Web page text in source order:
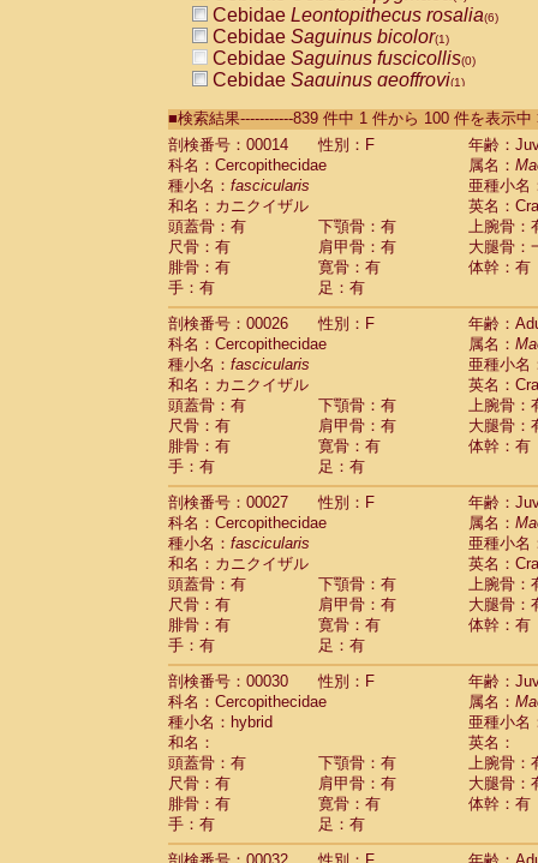
Cebidae Leontopithecus rosalia(6)
Cebidae Saguinus bicolor(1)
Cebidae Saguinus fuscicollis(0)
Cebidae Saguinus geoffroyi(1)
CebidaeSaguinus labiatus(0)
Cebidae Saguinus leucopus (2)
CebidaeSaguinus midas
CebidaeSaguinus mystax
CebidaeSaguinus nigricollis (22)
Cebidae Saguinus oedipus
Cebidae Saguinus weddelli
Cebidae Saguinusspp.
Cebidae Aotus trivirgatus
Cebidae Cebus albifrons
CebidaeCebus apella
CebidaeCebus capucinus
CebidaeCebus nigrivittatus
Cebidae Cebusspp.(0)
Cebidae Saimiri boliviensis
Cebidae Saimiri sciureus
Atelidae Alouatta caraya
AtelidaeAlouatta fusca
Atelidae Alouatta seniculus
AtelidaeAlouatta
AtelidaeAteles belzebuth
Atelidae Ateles geoffroyi
Atelidae Ateles paniscus
Atelidae Atelesspp.
Atelidae Lagothrix lagothricha
AtelidaeLagothrix lagothricha cana(0)
Pitheciidae
Cacajao calvus
PitheciidaeCallicebus cupreus(2)
Pitheciidae Callicebus donacophilus(0)
Pitheciidae Callicebus moloch(0)
Pitheciidae Callicebus torquatus(0)
Pitheciidae Callicebus
Pitheciidae Chiropotes satanas
Pitheciidae Pithecia monachus
Pitheciidae Pithecia pithecia (0)
■検索結果-----------839 件中 1 件から 100 件を表示
剖検番号：00014
性別：F
年齢：
科名：Cercopithecidae
属名：
種小名： fascicularis
亜種小名
和名：カニクイザル
英名：
頭蓋骨：有
下顎骨：有
上腕骨：
尺骨：有
肩甲骨：有
大腿骨：
腓骨：有
寛骨：有
体幹：有
手：有
足：有
剖検番号：00026
性別：F
年齢：
科名：Cercopithecidae
属名：
種小名： fascicularis
亜種小名
和名：カニクイザル
英名：
頭蓋骨：有
下顎骨：有
上腕骨：
尺骨：有
肩甲骨：有
大腿骨：
腓骨：有
寛骨：有
体幹：有
手：有
足：有
剖検番号：00027
性別：F
年齢：
科名：Cercopithecidae
属名：
種小名： fascicularis
亜種小名
和名：カニクイザル
英名：
頭蓋骨：有
下顎骨：有
上腕骨：
尺骨：有
肩甲骨：有
大腿骨：
腓骨：有
寛骨：有
体幹：有
手：有
足：有
剖検番号：00030
性別：F
年齢：
科名：Cercopithecidae
属名：
種小名：hybrid
亜種小名
和名：
英名：
頭蓋骨：有
下顎骨：有
上腕骨：
尺骨：有
肩甲骨：有
大腿骨：
腓骨：有
寛骨：有
体幹：有
手：有
足：有